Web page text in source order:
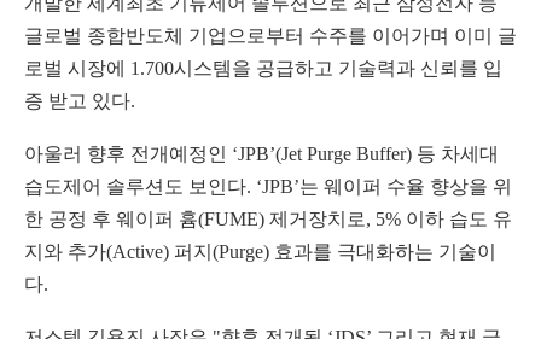
글로벌 종합반도체 기업으로부터 수주를 이어가며 이미 글
로벌 시장에 1.700시스템을 공급하고 기술력과 신뢰를 입
증 받고 있다.
아울러 향후 전개예정인 ‘JPB’(Jet Purge Buffer) 등 차세대
습도제어 솔루션도 보인다. ‘JPB’는 웨이퍼 수율 향상을 위
한 공정 후 웨이퍼 흄(FUME) 제거장치로, 5% 이하 습도 유
지와 추가(Active) 퍼지(Purge) 효과를 극대화하는 기술이
다.